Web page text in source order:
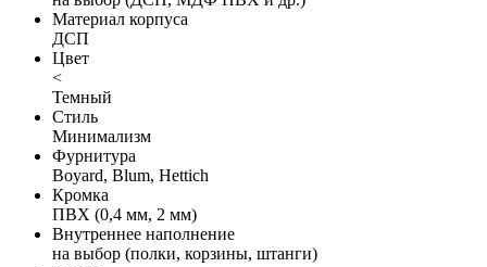
Материал корпуса
ДСП
Цвет
<
Темный
Стиль
Минимализм
Фурнитура
Boyard, Blum, Hettich
Кромка
ПВХ (0,4 мм, 2 мм)
Внутреннее наполнение
на выбор (полки, корзины, штанги)